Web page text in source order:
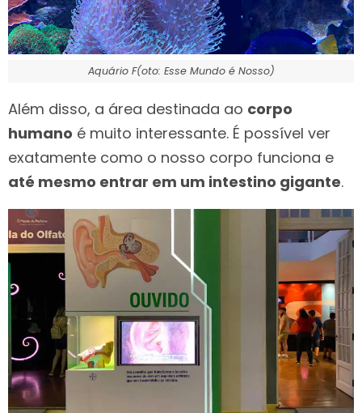
Aquário F(oto: Esse Mundo é Nosso)
Além disso, a área destinada ao corpo
humano é muito interessante. É possível ver
exatamente como o nosso corpo funciona e
até mesmo entrar em um intestino gigante.